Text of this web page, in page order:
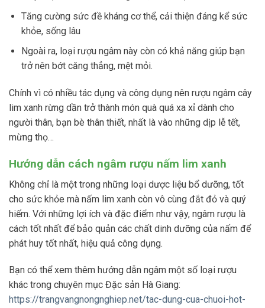
Tăng cường sức đề kháng cơ thể, cải thiện đáng kể sức
khỏe, sống lâu
Ngoài ra, loại rượu ngâm này còn có khả năng giúp bạn
trở nên bớt căng thẳng, mệt mỏi.
Chính vì có nhiều tác dụng và công dụng nên rượu ngâm cây
lim xanh rừng dần trở thành món quà quá xa xỉ dành cho
người thân, bạn bè thân thiết, nhất là vào những dịp lễ tết,
mừng thọ…
Hướng dẫn cách ngâm rượu nấm lim xanh
Không chỉ là một trong những loại dược liệu bổ dưỡng, tốt
cho sức khỏe mà nấm lim xanh còn vô cùng đắt đỏ và quý
hiếm. Với những lợi ích và đặc điểm như vậy, ngâm rượu là
cách tốt nhất để bảo quản các chất dinh dưỡng của nấm để
phát huy tốt nhất, hiệu quả công dụng.
Bạn có thể xem thêm hướng dẫn ngâm một số loại rượu
khác trong chuyên mục Đặc sản Hà Giang:
https://trangvangnongnghiep.net/tac-dung-cua-chuoi-hot-